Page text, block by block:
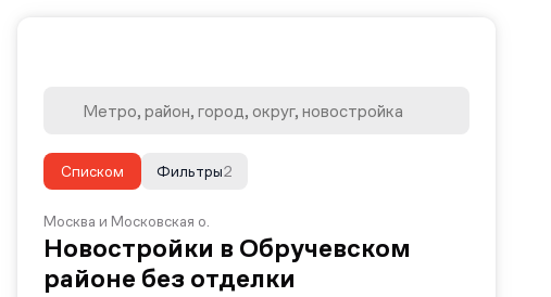
Списком 2
Фильтры
Москва и Московская о.
Новостройки в Обручевском
районе без отделки